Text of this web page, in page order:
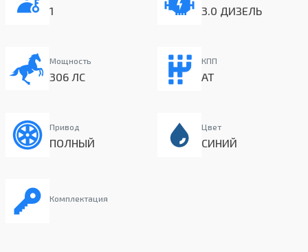
1 3.0 ДИЗЕЛЬ
Мощность
306 ЛС
КПП
AT
Привод
ПОЛНЫЙ
Цвет
СИНИЙ
Комплектация